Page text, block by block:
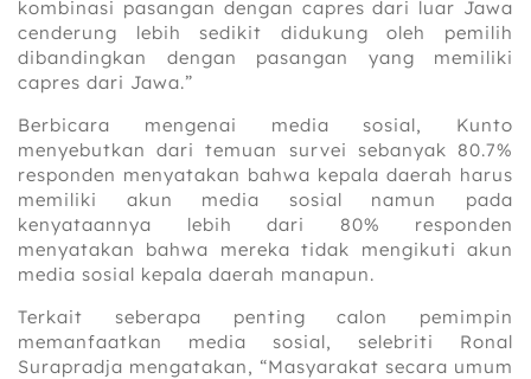
kombinasi pasangan dengan capres dari luar Jawa
cenderung lebih sedikit didukung oleh pemilih
dibandingkan dengan pasangan yang memiliki
capres dari Jawa.”
Berbicara mengenai media sosial, Kunto
menyebutkan dari temuan survei sebanyak 80.7%
responden menyatakan bahwa kepala daerah harus
memiliki akun media sosial namun pada
kenyataannya lebih dari 80% responden
menyatakan bahwa mereka tidak mengikuti akun
media sosial kepala daerah manapun.
Terkait seberapa penting calon pemimpin
memanfaatkan media sosial, selebriti Ronal
Surapradja mengatakan, “Masyarakat secara umum